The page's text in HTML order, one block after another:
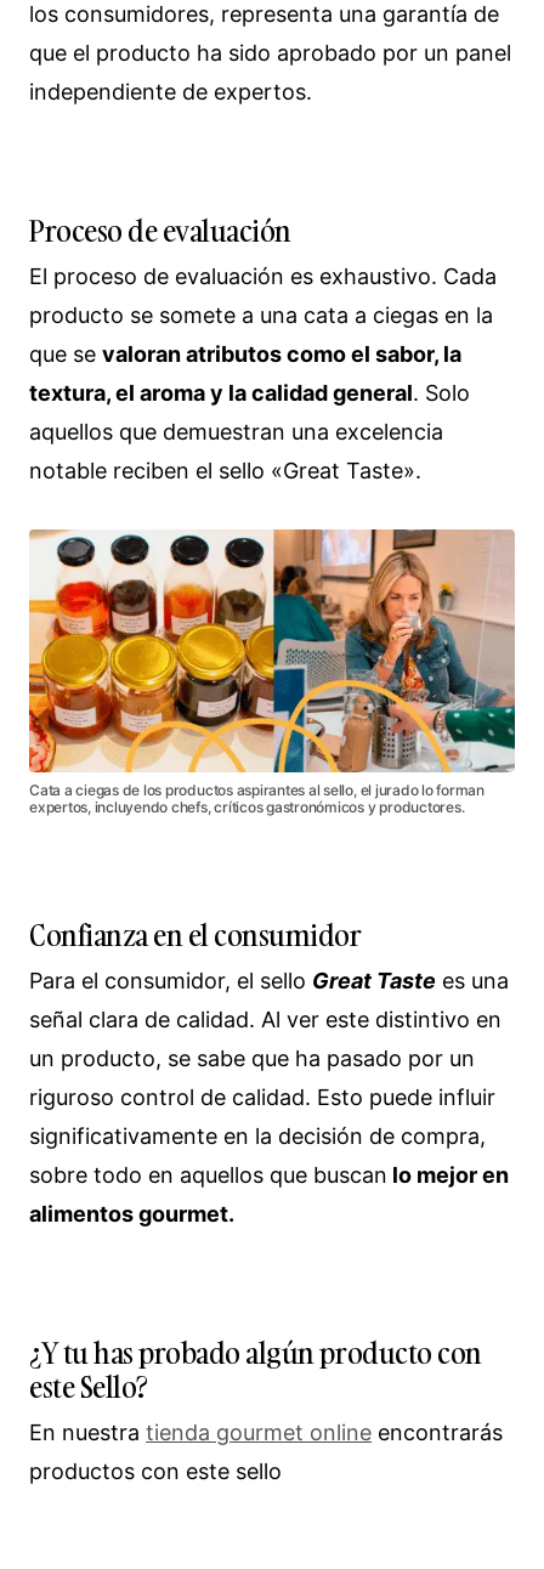
los consumidores, representa una garantía de
que el producto ha sido aprobado por un panel
independiente de expertos.
Proceso de evaluación
El proceso de evaluación es exhaustivo. Cada
producto se somete a una cata a ciegas en la
que se valoran atributos como el sabor, la
textura, el aroma y la calidad general. Solo
aquellos que demuestran una excelencia
notable reciben el sello «Great Taste».
Cata a ciegas de los productos aspirantes al sello, el jurado lo forman
expertos, incluyendo chefs, críticos gastronómicos y productores.
Confianza en el consumidor
Para el consumidor, el sello Great Taste es una
señal clara de calidad. Al ver este distintivo en
un producto, se sabe que ha pasado por un
riguroso control de calidad. Esto puede influir
significativamente en la decisión de compra,
sobre todo en aquellos que buscan lo mejor en
alimentos gourmet.
¿Y tu has probado algún producto con
este Sello?
En nuestra tienda gourmet online encontrarás
productos con este sello